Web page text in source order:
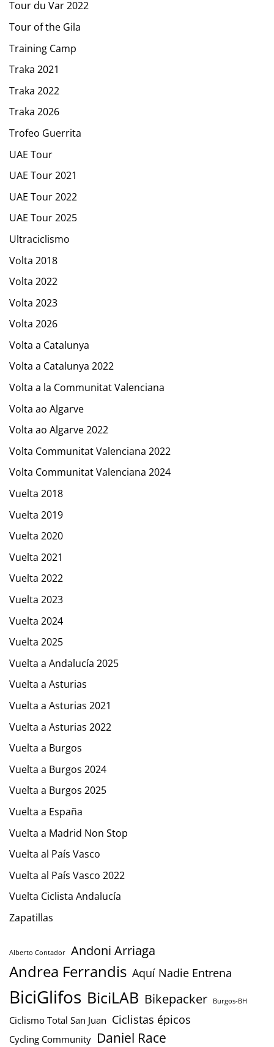
Tour du Var 2022
Tour of the Gila
Training Camp
Traka 2021
Traka 2022
Traka 2026
Trofeo Guerrita
UAE Tour
UAE Tour 2021
UAE Tour 2022
UAE Tour 2025
Ultraciclismo
Volta 2018
Volta 2022
Volta 2023
Volta 2026
Volta a Catalunya
Volta a Catalunya 2022
Volta a la Communitat Valenciana
Volta ao Algarve
Volta ao Algarve 2022
Volta Communitat Valenciana 2022
Volta Communitat Valenciana 2024
Vuelta 2018
Vuelta 2019
Vuelta 2020
Vuelta 2021
Vuelta 2022
Vuelta 2023
Vuelta 2024
Vuelta 2025
Vuelta a Andalucía 2025
Vuelta a Asturias
Vuelta a Asturias 2021
Vuelta a Asturias 2022
Vuelta a Burgos
Vuelta a Burgos 2024
Vuelta a Burgos 2025
Vuelta a España
Vuelta a Madrid Non Stop
Vuelta al País Vasco
Vuelta al País Vasco 2022
Vuelta Ciclista Andalucía
Zapatillas
Alberto Contador Andoni Arriaga
Andrea Ferrandis Aquí Nadie Entrena
BiciGlifos BiciLAB Bikepacker Burgos-BH
Ciclismo Total San Juan Ciclistas épicos
Cycling Community Daniel Race